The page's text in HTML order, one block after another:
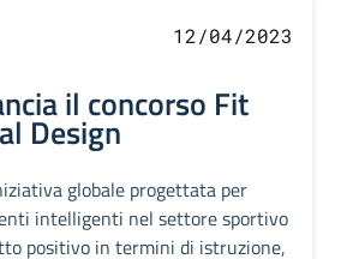
12/04/2023
il concorso Fit
Design
globale progettata per
intelligenti nel settore sportivo
positivo in termini di istruzione,